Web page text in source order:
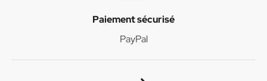
Paiement sécurisé
PayPal